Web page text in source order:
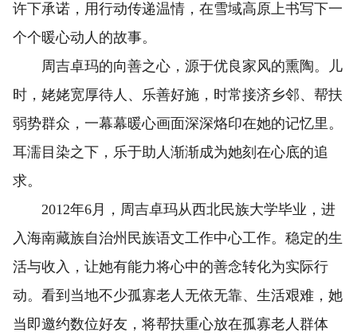
许下承诺，用行动传递温情，在雪域高原上书写下一
个个暖心动人的故事。
周吉卓玛的向善之心，源于优良家风的熏陶。儿
时，姥姥宽厚待人、乐善好施，时常接济乡邻、帮扶
弱势群众，一幕幕暖心画面深深烙印在她的记忆里。
耳濡目染之下，乐于助人渐渐成为她刻在心底的追
求。
2012年6月，周吉卓玛从西北民族大学毕业，进
入海南藏族自治州民族语文工作中心工作。稳定的生
活与收入，让她有能力将心中的善念转化为实际行
动。看到当地不少孤寡老人无依无靠、生活艰难，她
当即邀约数位好友，将帮扶重心放在孤寡老人群体